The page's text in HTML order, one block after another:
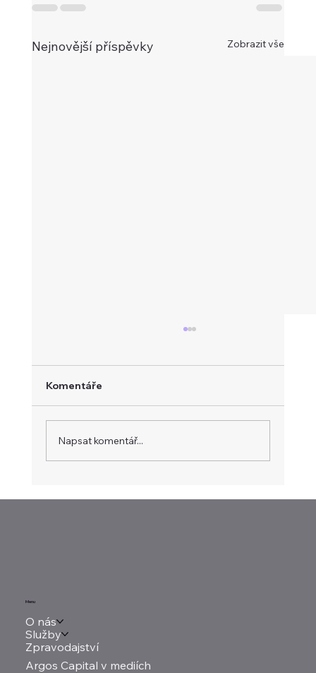
Menu
O nás
Služby
Zpravodajství
Argos Capital v mediích
Nejnovější příspěvky Zobrazit vše
Komentáře
Napsat komentář...